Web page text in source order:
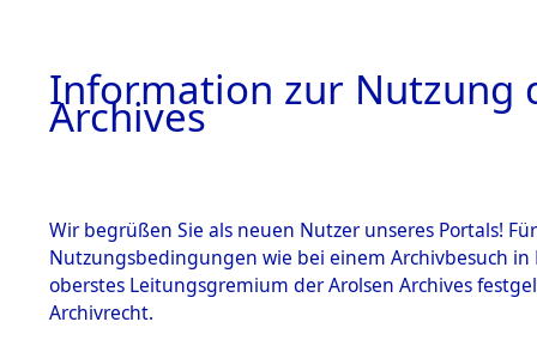
Information zur Nutzung
Archives
Wir begrüßen Sie als neuen Nutzer unseres Portals!
Nutzungsbedingungen wie bei einem Archivbesuch
oberstes Leitungsgremium der Arolsen Archives
Archivrecht.